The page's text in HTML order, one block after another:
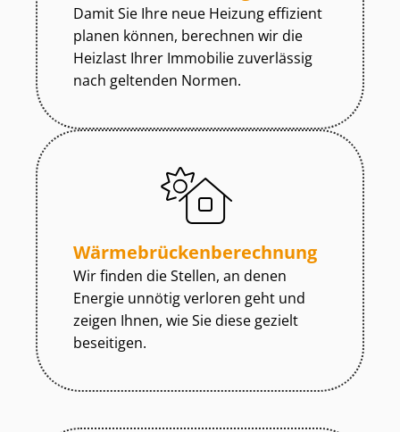
Damit Sie Ihre neue Heizung effizient
planen können, berechnen wir die
Heizlast Ihrer Immobilie zuverlässig
nach geltenden Normen.
Wär­me­brü­cken­be­rech­nung
Wir finden die Stellen, an denen
Energie unnötig verloren geht und
zeigen Ihnen, wie Sie diese gezielt
beseitigen.